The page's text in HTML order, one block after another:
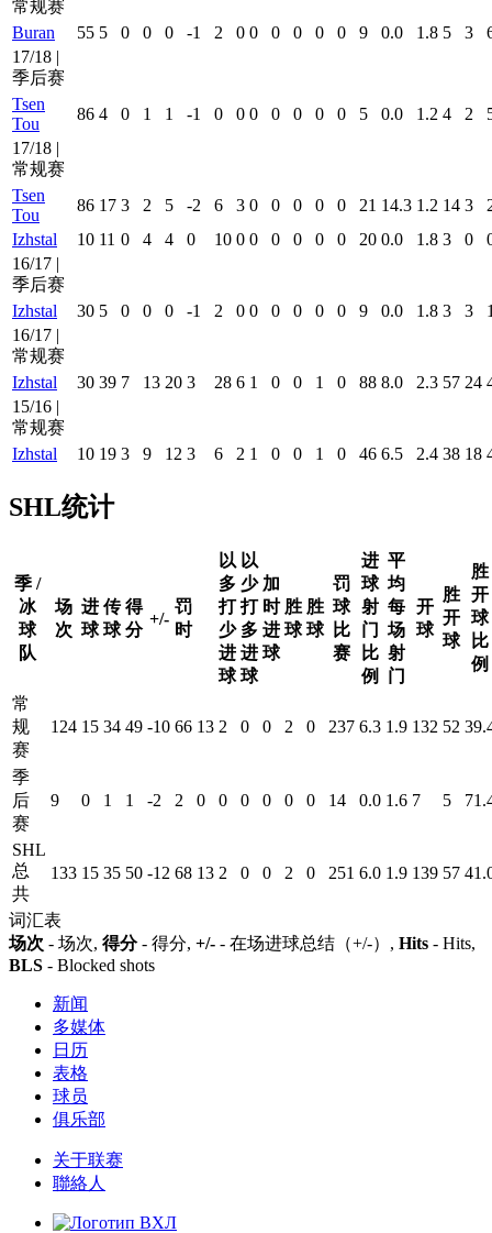
常规赛
Buran
55 5 0 0 0 -1 2 0 0 0 0 0 0 9 0.0 1.8 5 3
17/18 |
季后赛
Tsen
Tou
86 4 0 1 1 -1 0 0 0 0 0 0 0 5 0.0 1.2 4 2
17/18 |
常规赛
Tsen
Tou
86 17 3 2 5 -2 6 3 0 0 0 0 0 21 14.3 1.2 14 3
Izhstal
10 11 0 4 4 0 10 0 0 0 0 0 0 20 0.0 1.8 3 0
16/17 |
季后赛
Izhstal
30 5 0 0 0 -1 2 0 0 0 0 0 0 9 0.0 1.8 3 3
16/17 |
常规赛
Izhstal
30 39 7 13 20 3 28 6 1 0 0 1 0 88 8.0 2.3 57 24
15/16 |
常规赛
Izhstal
10 19 3 9 12 3 6 2 1 0 0 1 0 46 6.5 2.4 38 18
SHL统计
季 /
冰
球
队
场
次
进
球
传
球
得
分
+/-
罚
时
以
多
打
少
进
球
以
少
打
多
进
球
加
时
进
球
胜
球
胜
球
罚
球
比
赛
进
球
射
门
比
例
平
均
每
场
射
门
开
球
胜
开
球
胜
开
球
比
例
常
规
赛
124 15 34 49 -10 66 13 2 0 0 2 0 237 6.3 1.9 132 52
季
后
赛
9 0 1 1 -2 2 0 0 0 0 0 0 14 0.0 1.6 7 5
SHL
总
共
133 15 35 50 -12 68 13 2 0 0 2 0 251 6.0 1.9 139 57
词汇表
场次 - 场次, 得分- 得分, +/- - 在场进球总结（+/-）, Hits - Hits,
BLS - Blocked shots
新闻
多媒体
日历
表格
球员
俱乐部
关于联赛
聯絡人